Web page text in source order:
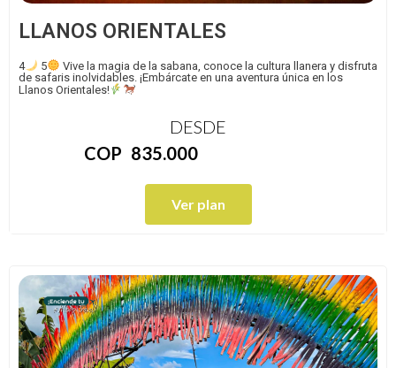
LLANOS ORIENTALES
4 5
Vive la magia de la sabana, conoce la cultura llanera y disfruta
de safaris inolvidables. ¡Embárcate en una aventura única en los
Llanos Orientales!
DESDE
COP 835.000
Ver plan